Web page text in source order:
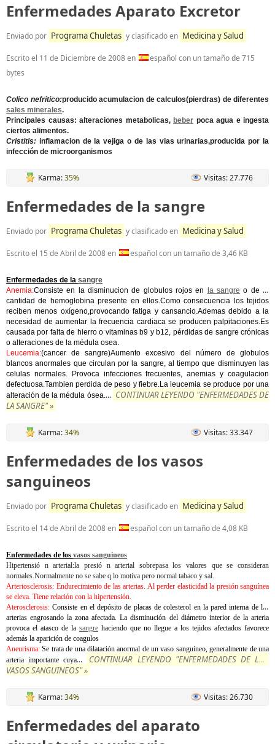
Enfermedades Aparato Excretor
Enviado por Programa Chuletas y clasificado en Medicina y Salud
Escrito el 11 de Diciembre de 2008en
español con un tamaño de 715
bytes
Colico nefrítico:producido acumulacion de calculos(pierdras) de diferentes
sales minerales.
Principales causas: alteraciones metabolicas, beber poca agua e ingesta
ciertos alimentos.
Cristitis: inflamacion de la vejiga o de las vias urinarias,producida por la
infección de microorganismos
Karma:35% Visitas: 27.776
Enfermedades de la sangre
Enviado por Programa Chuletas y clasificado en Medicina y Salud
Escrito el 15 de Abril de 2008en español con un tamaño de 3,46 KB
Enfermedades de la sangre
Anemia:Consiste en la disminucion de globulos rojos en la sangre o de la
cantidad de hemoglobina presente en ellos.Como consecuencia los tejidos
reciben menos oxígeno,provocando fatiga y cansancio.Ademas debido a la
necesidad de aumentar la frecuencia cardiaca se producen palpitaciones.Es
causada por falta de hierro o vitaminas b9 y b12, pérdidas de sangre crónicas
o alteraciones de la médula osea.
Leucemia:(cancer de sangre)Aumento excesivo del número de globulos
blancos anormales que circulan por la sangre, al tiempo que disminuyen las
celulas normales. Provoca infecciones frecuentes, anemias y coagulacion
defectuosa.Tambien perdida de peso y fiebre.La leucemia se produce por una
alteración de la médula ósea.... CONTINUAR LEYENDO "ENFERMEDADES DE
LA SANGRE" »
Karma:34% Visitas: 33.347
Enfermedades de los vasos
sanguineos
Enviado por Programa Chuletas y clasificado en Medicina y Salud
Escrito el 14 de Abril de 2008en español con un tamaño de 4,08 KB
Enfermedades de los vasos sanguineos
Hipertensió n arterial:la presió n arterial sobrepasa los valores que se consideran
normales.Normalmente no se sabe q lo motiva pero normal tabaco y sal.
Arteriosclerosis: Endurecimiento de las arterias. Al perder elasticidad la presión sanguínea
se eleva. Tiene relación con la hipertensión.
Aterosclerosis:Consiste en el depósito de placas de colesterol en la pared interna de las
arterias engrosando la zona afectada. La disminución del diámetro interior de la arteria
provoca el atasco de la sangre haciendo que no llegue a los tejidos afectados favorece
además la aparición de coagulos
Aneurisma: Se trata de una dilatación anormal de un vaso sanguíneo, generalmente de una
arteria importante cuya...
CONTINUAR LEYENDO "ENFERMEDADES DE LOS
VASOS SANGUINEOS" »
Karma:34% Visitas: 26.730
Enfermedades del aparato